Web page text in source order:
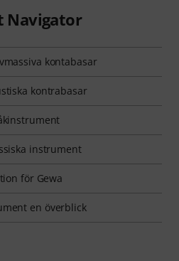
Navigator
kontabasar
kontrabasar
instrument
för Gewa
en överblick